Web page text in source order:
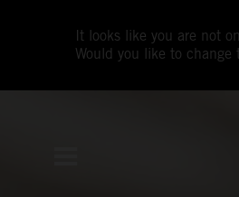
It looks like you are not
Would you like to change